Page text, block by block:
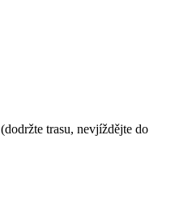
(dodržte trasu, nevjíždějte do